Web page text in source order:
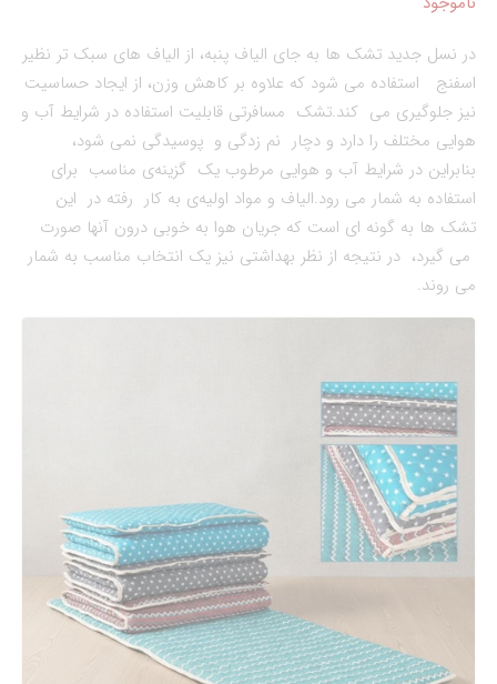
در نسل جدید تشک ها به جای الیاف پنبه، از الیاف های سبک تر نظیر
اسفنج استفاده می شود که علاوه بر کاهش وزن، از ایجاد حساسیت
نیز جلوگیری می کند.تشک مسافرتی قابلیت استفاده در شرایط آب و
هوایی مختلف را دارد و دچار نم زدگی و پوسیدگی نمی شود،
بنابراین در شرایط آب و هوایی مرطوب یک گزینه‌‌ی مناسب برای
استفاده به شمار می رود.الیاف و مواد اولیه‌‌ی به کار رفته در این
تشک ها به گونه ای است که جریان هوا به خوبی درون آنها صورت
می گیرد، در نتیجه از نظر بهداشتی نیز یک انتخاب مناسب به شمار
می روند.